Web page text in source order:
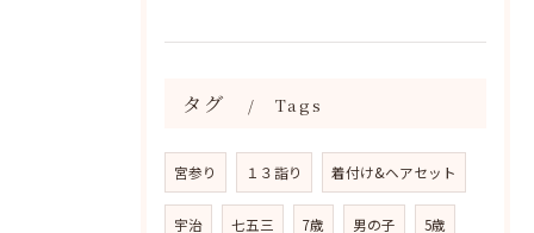
タグ Tags
宮参り １３詣り 着付け&ヘアセット
宇治 七五三 7歳 男の子 5歳